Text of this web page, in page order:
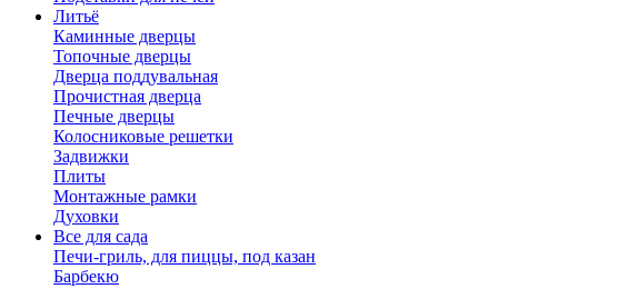
Литьё
Каминные дверцы
Топочные дверцы
Дверца поддувальная
Прочистная дверца
Печные дверцы
Колосниковые решетки
Задвижки
Плиты
Монтажные рамки
Духовки
Все для сада
Печи-гриль, для пиццы, под казан
Барбекю